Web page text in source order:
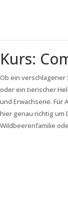
Kurs:
Ob ein
oder ein tierischer
und Erwachsene. Für
hier genau richtig um
Wildbeerenfamilie